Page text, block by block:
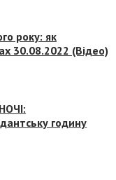
року: як
30.08.2022 (Відео)
годину